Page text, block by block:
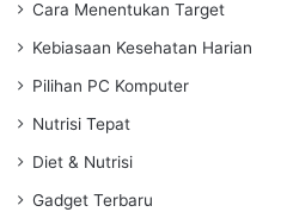
Cara Menentukan Target
Kebiasaan Kesehatan Harian
Pilihan PC Komputer
Nutrisi Tepat
Diet & Nutrisi
Gadget Terbaru